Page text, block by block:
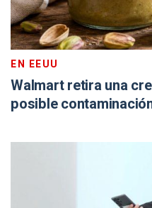
EN EEUU
Walmart retira una
posible